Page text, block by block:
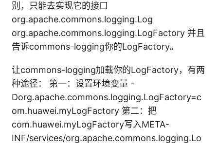
别，只能去实现它的接口
org.apache.commons.logging.Log
org.apache.commons.logging.LogFactory 并且
告诉commons-logging你的LogFactory。
让commons-logging加载你的LogFactory，有两
种途径： 第一：设置环境变量 -
Dorg.apache.commons.logging.LogFactory=c
om.huawei.myLogFactory 第二：把
com.huawei.myLogFactory写入META-
INF/services/org.apache.commons.logging.Lo